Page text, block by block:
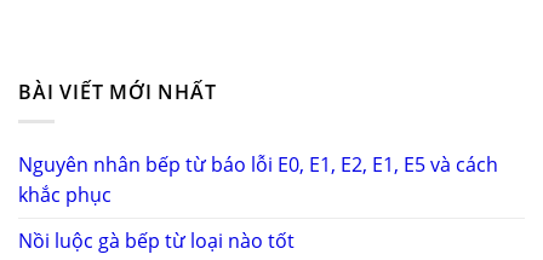
BÀI VIẾT MỚI NHẤT
Nguyên nhân bếp từ báo lỗi E0, E1, E2, E1, E5 và cách
khắc phục
Nồi luộc gà bếp từ loại nào tốt